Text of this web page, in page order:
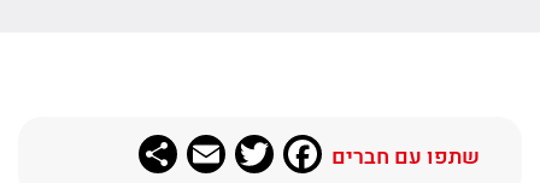
שתפו עם חברים Facebook
Twitter
Email